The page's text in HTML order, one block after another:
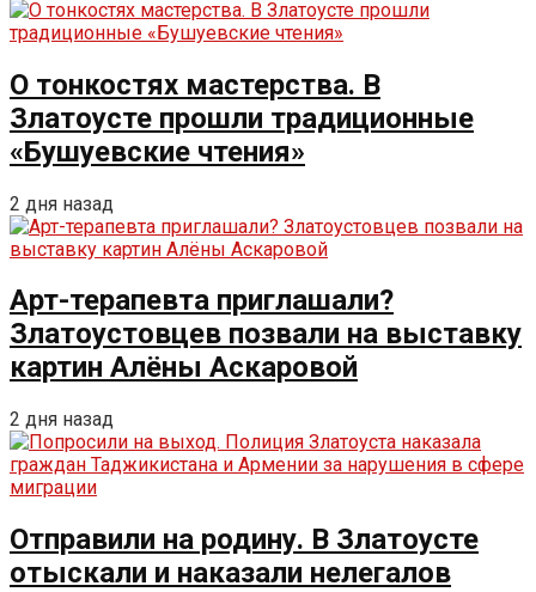
О тонкостях мастерства. В
Златоусте прошли традиционные
«Бушуевские чтения»
2 дня назад
Арт-терапевта приглашали?
Златоустовцев позвали на выставку
картин Алёны Аскаровой
2 дня назад
Отправили на родину. В Златоусте
отыскали и наказали нелегалов